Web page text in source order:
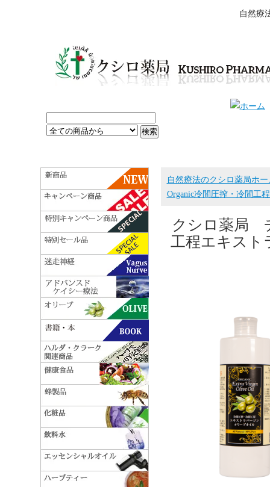
自然療
自然療法のクシロ薬局ホー
Organic冷間圧搾・冷間
クシロ薬局
工程エキス